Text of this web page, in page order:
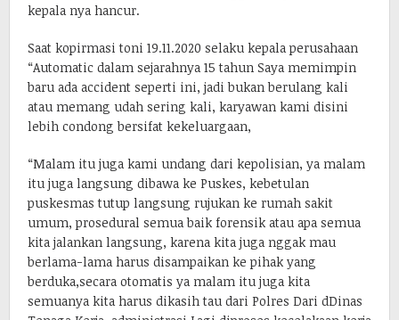
kepala nya hancur.
Saat kopirmasi toni 19.11.2020 selaku kepala perusahaan
“Automatic dalam sejarahnya 15 tahun Saya memimpin
baru ada accident seperti ini, jadi bukan berulang kali
atau memang udah sering kali, karyawan kami disini
lebih condong bersifat kekeluargaan,
“Malam itu juga kami undang dari kepolisian, ya malam
itu juga langsung dibawa ke Puskes, kebetulan
puskesmas tutup langsung rujukan ke rumah sakit
umum, prosedural semua baik forensik atau apa semua
kita jalankan langsung, karena kita juga nggak mau
berlama-lama harus disampaikan ke pihak yang
berduka,secara otomatis ya malam itu juga kita
semuanya kita harus dikasih tau dari Polres Dari dDinas